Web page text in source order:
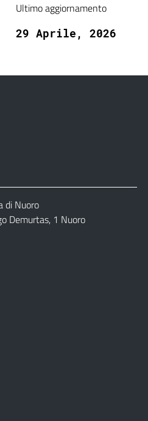
Ultimo aggiornamento
29 Aprile, 2026
di Nuoro
Demurtas, 1 Nuoro